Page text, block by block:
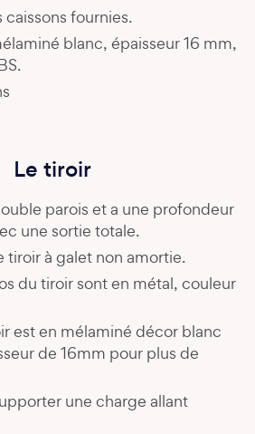
caissons fournies.
blanc, épaisseur 16 mm,
Le tiroir
parois et a une profondeur
une sortie totale.
tiroir à galet non amortie.
du tiroir sont en métal, couleur
est en mélaminé décor blanc
de 16mm pour plus de
une charge allant